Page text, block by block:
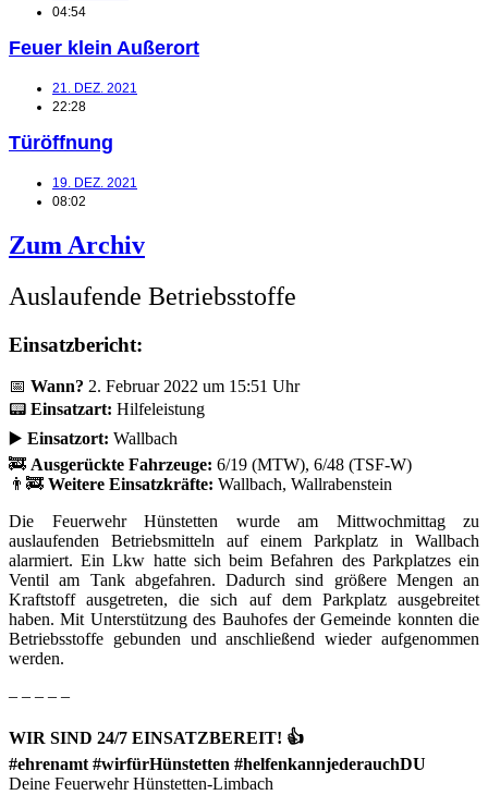
04:54
Feuer klein Außerort
21. DEZ. 2021
22:28
Türöffnung
19. DEZ. 2021
08:02
Zum Archiv
Auslaufende Betriebsstoffe
Einsatzbericht:
📅 Wann? 2. Februar 2022 um 15:51 Uhr
📟 Einsatzart: Hilfeleistung
▶️ Einsatzort: Wallbach
🚒 Ausgerückte Fahrzeuge: 6/19 (MTW), 6/48 (TSF-W)
👨‍🚒 Weitere Einsatzkräfte: Wallbach, Wallrabenstein
Die Feuerwehr Hünstetten wurde am Mittwochmittag zu
auslaufenden Betriebsmitteln auf einem Parkplatz in Wallbach
alarmiert. Ein Lkw hatte sich beim Befahren des Parkplatzes ein
Ventil am Tank abgefahren. Dadurch sind größere Mengen an
Kraftstoff ausgetreten, die sich auf dem Parkplatz ausgebreitet
haben. Mit Unterstützung des Bauhofes der Gemeinde konnten die
Betriebsstoffe gebunden und anschließend wieder aufgenommen
werden.
– – – – –
WIR SIND 24/7 EINSATZBEREIT! 👍
#ehrenamt #wirfürHünstetten #helfenkannjederauchDU
Deine Feuerwehr Hünstetten-Limbach